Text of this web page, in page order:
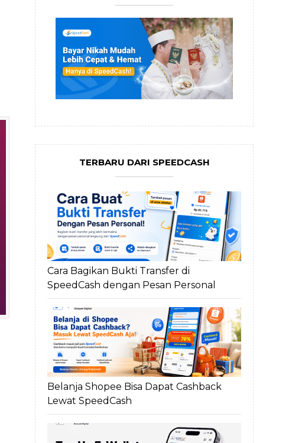
TERBARU DARI SPEEDCASH
Cara Bagikan Bukti Transfer di
SpeedCash dengan Pesan Personal
Belanja Shopee Bisa Dapat Cashback
Lewat SpeedCash